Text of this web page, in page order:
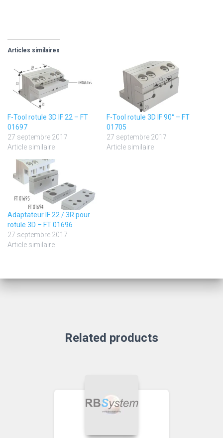
Articles similaires
F-Tool rotule 3D IF 22 – FT
01697
27 septembre 2017
Article similaire
F-Tool rotule 3D IF 90° – FT
01705
27 septembre 2017
Article similaire
Adaptateur IF 22 / 3R pour
rotule 3D – FT 01696
27 septembre 2017
Article similaire
Related products